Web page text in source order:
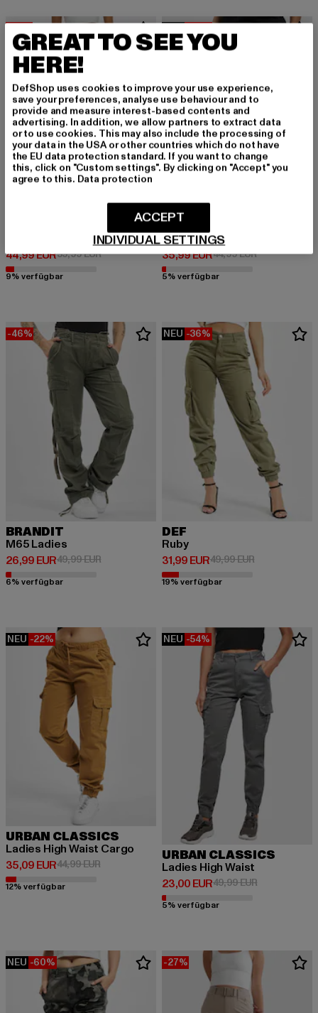
High Waist Wide Leg Twill
44,99 EUR
Derzeitiger Preis: 44,99 EUR
59,99 EURAktionspreis: 59,99 EUR
9% verfügbar
URBAN CLASSICS
Ladies High Waist
35,99 EUR
Derzeitiger Preis: 35,99 EUR
44,99 EURAktionspreis:
5% verfügbar
-46%
BRANDIT
M65 Ladies
26,99 EUR
Derzeitiger Preis: 26,99 EUR
49,99 EURAktionspreis: 49,99 EUR
6% verfügbar
NEU -36%
DEF
Ruby
31,99 EUR
Derzeitiger Preis: 31,99 EUR
49,99 EURAktionspreis:
19% verfügbar
NEU -22%
URBAN CLASSICS
Ladies High Waist Cargo
35,09 EUR
Derzeitiger Preis: 35,09 EUR
44,99 EURAktionspreis: 44,99 EUR
12% verfügbar
NEU -54%
URBAN CLASSICS
Ladies High Waist
23,00 EUR
Derzeitiger Preis: 23,00 EUR
49,99 EURAktionspreis:
5% verfügbar
NEU -60% -27%
GREAT TO SEE YOU
HERE!
DefShop uses cookies to improve your use experience,
save your preferences, analyse use behaviour and to
provide and measure interest-based contents and
advertising. In addition, we allow partners to extract data
or to use cookies. This may also include the processing of
your data in the USA or other countries which do not have
the EU data protection standard. If you want to change
this, click on "Custom settings". By clicking on "Accept" you
agree to this. Data protection
INDIVIDUAL SETTINGS
ACCEPT